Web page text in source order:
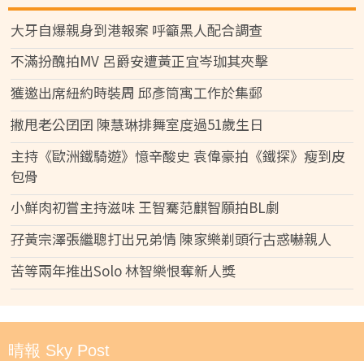
大牙自爆親身到港報案 呼籲黑人配合調查
不滿扮醜拍MV 呂爵安遭黃正宜岑珈其夾擊
獲邀出席紐約時裝周 邱彥筒寓工作於集郵
撇甩老公囝囝 陳慧琳排舞室度過51歲生日
主持《歐洲鐵騎遊》憶辛酸史 袁偉豪拍《鐵探》瘦到皮
包骨
小鮮肉初嘗主持滋味 王智騫范麒智願拍BL劇
孖黃宗澤張繼聰打出兄弟情 陳家樂剃頭行古惑嚇親人
苦等兩年推出Solo 林智樂恨奪新人獎
晴報 Sky Post